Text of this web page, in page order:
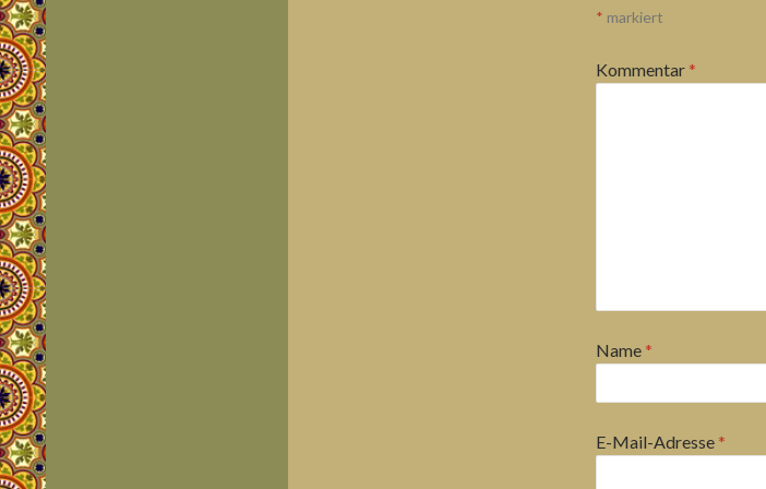
* markiert
Kommentar *
Name *
E-Mail-Adresse *